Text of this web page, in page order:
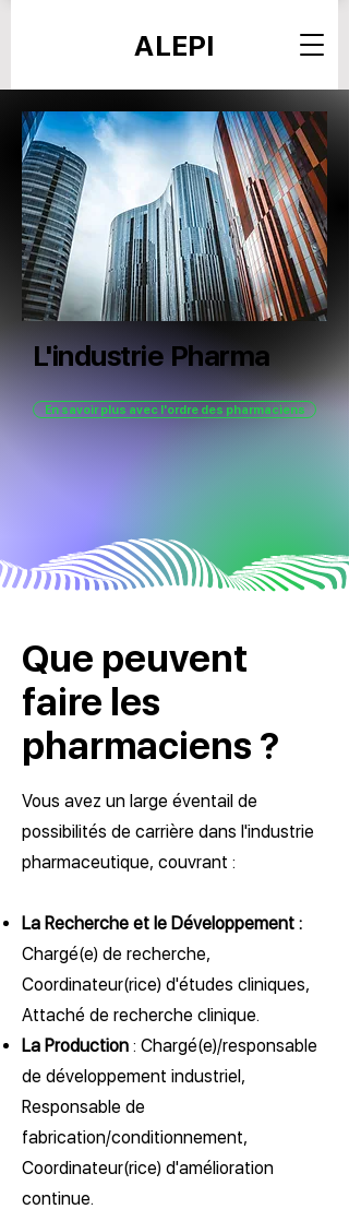
ALEPI
L'industrie Pharma
En savoir plus avec l'ordre des pharmaciens
Que peuvent
faire les
pharmaciens ?
Vous avez un large éventail de
possibilités de carrière dans l'industrie
pharmaceutique, couvrant :
La Recherche et le Développement :
Chargé(e) de recherche,
Coordinateur(rice) d'études cliniques,
Attaché de recherche clinique.
La Production : Chargé(e)/responsable
de développement industriel,
Responsable de
fabrication/conditionnement,
Coordinateur(rice) d'amélioration
continue.